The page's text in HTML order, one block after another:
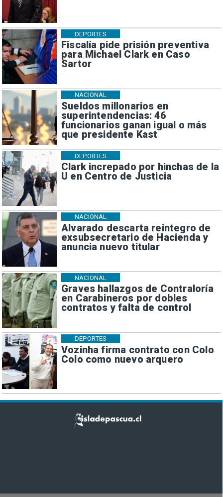
Fiscalía pide prisión preventiva
para Michael Clark en Caso
Sartor
DEPORTES
Sueldos millonarios en
superintendencias: 46
funcionarios ganan igual o más
que presidente Kast
NACIONAL
Clark increpado por hinchas de la
U en Centro de Justicia
DEPORTES
Alvarado descarta reintegro de
exsubsecretario de Hacienda y
anuncia nuevo titular
NACIONAL
Graves hallazgos de Contraloría
en Carabineros por dobles
contratos y falta de control
NACIONAL
Vozinha firma contrato con Colo
Colo como nuevo arquero
DEPORTES